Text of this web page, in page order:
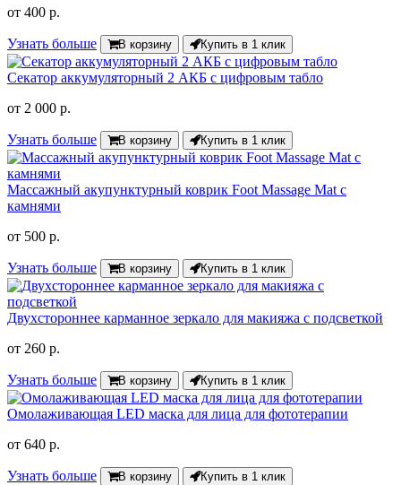
от 400 р.
Узнать больше В корзину Купить в 1 клик
Секатор аккумуляторный 2 АКБ с цифровым табло
от 2 000 р.
Узнать больше В корзину Купить в 1 клик
Массажный акупунктурный коврик Foot Massage Mat с
камнями
от 500 р.
Узнать больше В корзину Купить в 1 клик
Двухстороннее карманное зеркало для макияжа с подсветкой
от 260 р.
Узнать больше В корзину Купить в 1 клик
Омолаживающая LED маска для лица для фототерапии
от 640 р.
Узнать больше В корзину Купить в 1 клик